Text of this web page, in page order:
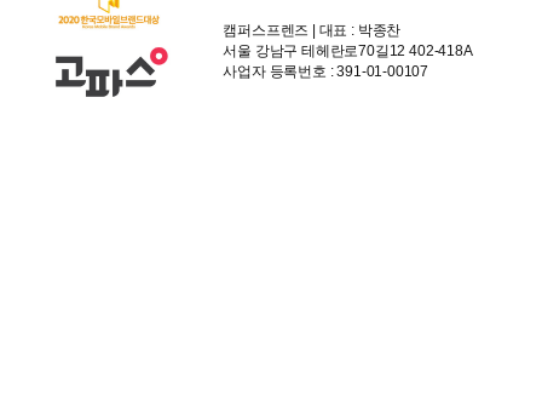
캠퍼스프렌즈 | 대표 : 박종찬
서울 강남구 테헤란로70길12 402-418A
사업자 등록번호 : 391-01-00107